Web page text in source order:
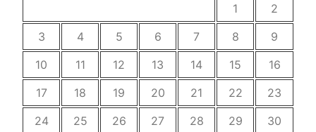
1
2
3
4 5 6 7 8
9
10
11 12 13 14 15
16
17
18 19 20 21 22
23
24
25 26 27 28 29 30